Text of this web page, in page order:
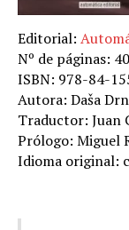
Editorial:
Nº de páginas:
ISBN: 978-84-
Autora: Daša
Traductor: Juan
Prólogo: Miguel
Idioma original: